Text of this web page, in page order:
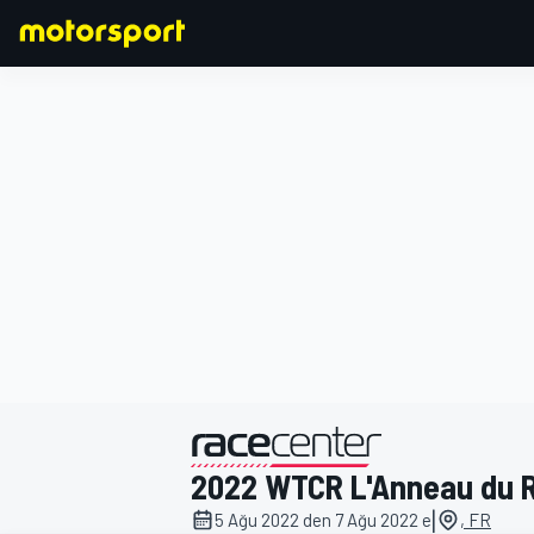
2022 WTCR L'Anneau du
5 Ağu 2022 den 7 Ağu 2022 e| , FR